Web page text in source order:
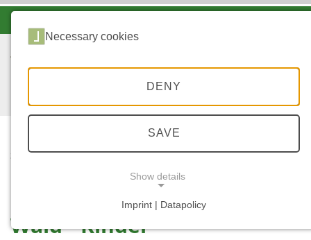
STARTSEITE
...
Wald - Kinder
Necessary cookies
DENY
SAVE
Show details
Imprint | Datapolicy